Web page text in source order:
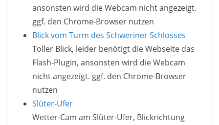
ansonsten wird die Webcam nicht angezeigt.
ggf. den Chrome-Browser nutzen
Blick vom Turm des Schweriner Schlosses
Toller Blick, leider benötigt die Webseite das
Flash-Plugin, ansonsten wird die Webcam
nicht angezeigt. ggf. den Chrome-Browser
nutzen
Slüter-Ufer
Wetter-Cam am Slüter-Ufer, Blickrichtung